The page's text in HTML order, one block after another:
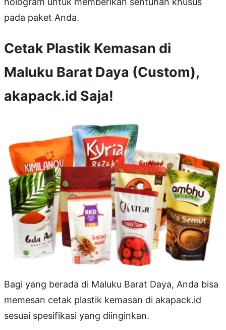
pada paket Anda.
Cetak Plastik Kemasan di
Maluku Barat Daya (Custom),
akapack.id Saja!
Bagi yang berada di Maluku Barat Daya, Anda bisa
memesan cetak plastik kemasan di akapack.id
sesuai spesifikasi yang diinginkan.